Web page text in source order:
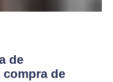
de
de